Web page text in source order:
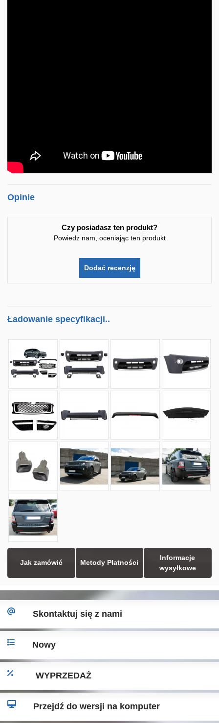
Opinie
Czy posiadasz ten produkt?
Powiedz nam, oceniając ten produkt
Dodać recenzję
Ładowanie specyfikacji..
Jak zamówić Metody Płatności
Informacje
wysyłkowe
Skontaktuj się z nami
Nowy
WYPRZEDAŻ
Przejdź do wersji na komputer